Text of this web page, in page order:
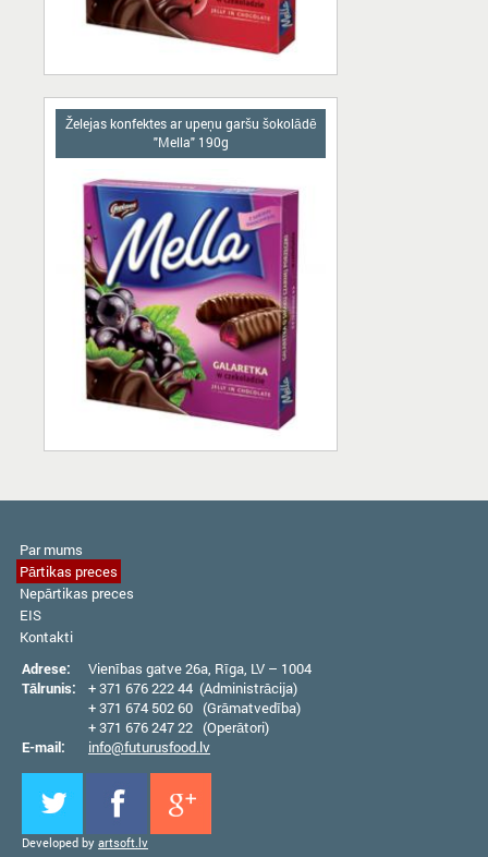
Želejas konfektes ar upeņu garšu šokolādē
"Mella" 190g
Par mums
Pārtikas preces
Nepārtikas preces
EIS
Kontakti
Adrese:
Vienības gatve 26а, Rīga, LV – 1004
Tālrunis:
+ 371 676 222 44 (Administrācija)
+ 371 674 502 60 (Grāmatvedība)
+ 371 676 247 22 (Operātori)
E-mail:
info@futurusfood.lv
Developed by artsoft.lv